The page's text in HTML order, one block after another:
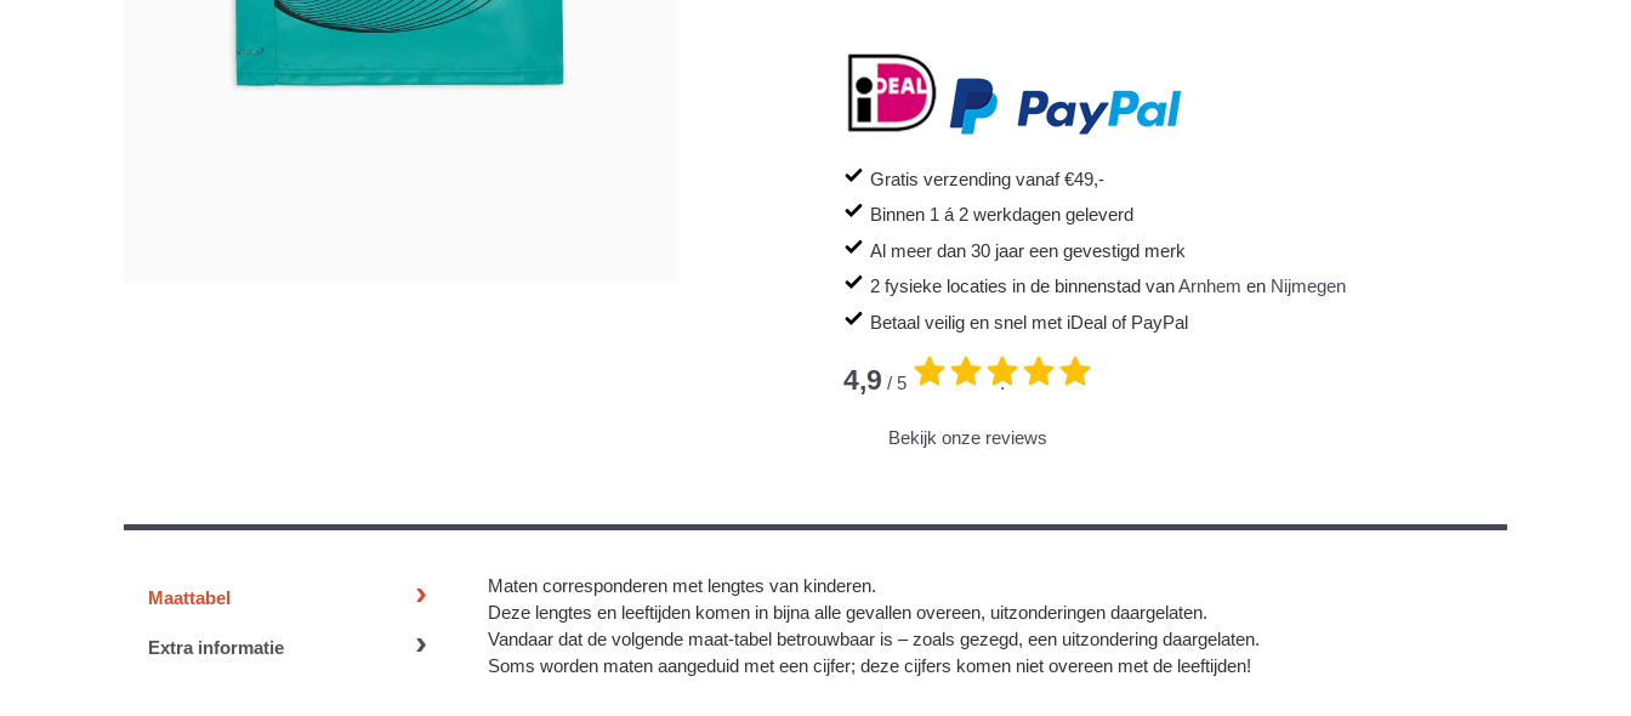
Gratis verzending vanaf €49,-
Binnen 1 á 2 werkdagen geleverd
Al meer dan 30 jaar een gevestigd merk
2 fysieke locaties in de binnenstad vanArnhem en Nijmegen
Betaal veilig en snel met iDeal of PayPal
4,9 / 5 .
Bekijk onze reviews
Maattabel
Extra informatie
Maten corresponderen met lengtes van kinderen.
Deze lengtes en leeftijden komen in bijna alle gevallen overeen, uitzonderingen daargelaten.
Vandaar dat de volgende maat-tabel betrouwbaar is – zoals gezegd, een uitzondering daargelaten.
Soms worden maten aangeduid met een cijfer; deze cijfers komen niet overeen met de leeftijden!